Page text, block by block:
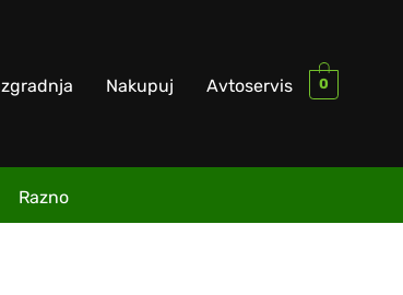
Nakupuj Avtoservis 0
Razno